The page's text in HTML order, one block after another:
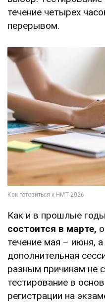
течение четырех
перерывом.
Как и в прошлые
состоится в марте,
течение мая – июня,
дополнительная
разным причинам не
тестирование в
регистрации на